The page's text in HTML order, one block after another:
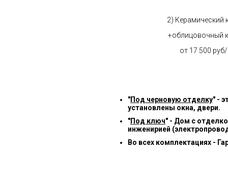
2) Керамический
+облицовочный
от 17 500
"Под черновую отделку" -
установлены окна, двери.
"Под ключ" - Дом с
инженирией
Во всех комплектациях -